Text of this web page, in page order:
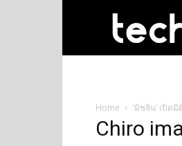
Home ‘มิชลิน’ เปิด
Chiro